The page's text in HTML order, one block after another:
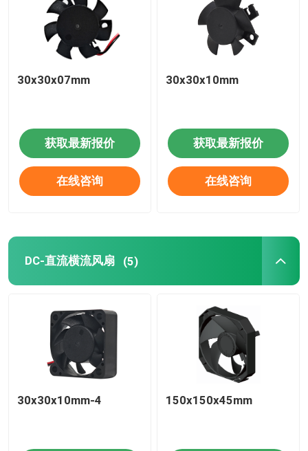
30x30x07mm
获取最新报价
在线咨询
30x30x10mm
获取最新报价
在线咨询
DC-直流横流风扇 (5)
30x30x10mm-4 150x150x45mm